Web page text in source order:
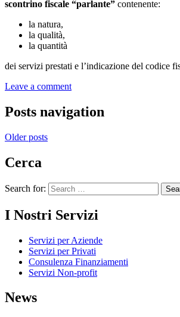
scontrino fiscale “parlante” contenente:
la natura,
la qualità,
la quantità
dei servizi prestati e l’indicazione del codice
Leave a comment
Posts navigation
Older posts
Cerca
Search for:
I Nostri Servizi
Servizi per Aziende
Servizi per Privati
Consulenza Finanziamenti
Servizi Non-profit
News